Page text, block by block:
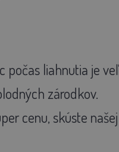
liahnutia je
zárodkov.
cenu, skúste našej